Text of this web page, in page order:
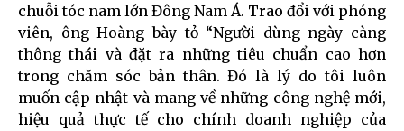
chuỗi tóc nam lớn Đông Nam Á. Trao đổi với phóng
viên, ông Hoàng bày tỏ “Người dùng ngày càng
thông thái và đặt ra những tiêu chuẩn cao hơn
trong chăm sóc bản thân. Đó là lý do tôi luôn
muốn cập nhật và mang về những công nghệ mới,
hiệu quả thực tế cho chính doanh nghiệp của